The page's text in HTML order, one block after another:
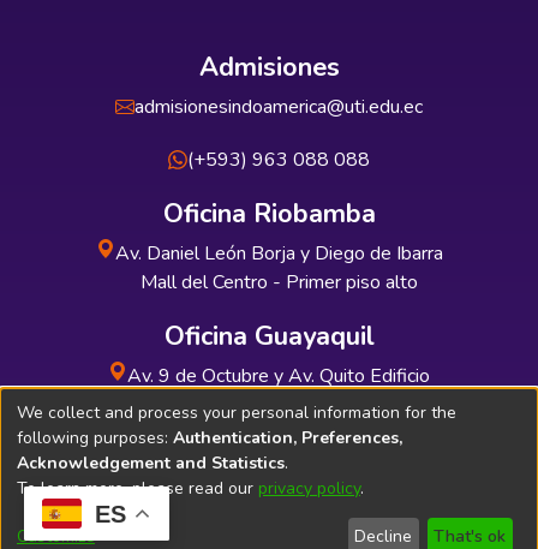
ES
Admisiones
admisionesindoamerica@uti.edu.ec
(+593) 963 088 088
Oficina Riobamba
Av. Daniel León Borja y Diego de Ibarra
Mall del Centro - Primer piso alto
Oficina Guayaquil
Av. 9 de Octubre y Av. Quito Edificio
INDUAUTO - Planta baja
Soporte Técnico Bibliolatino.com
We collect and process your personal information for the
following purposes: Authentication, Preferences,
Acknowledgement and Statistics.
To learn more, please read our privacy policy.
Customize Decline That's ok